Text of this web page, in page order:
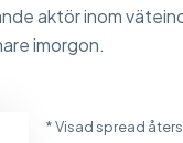
aktör inom
imorgon.
* Visad spread